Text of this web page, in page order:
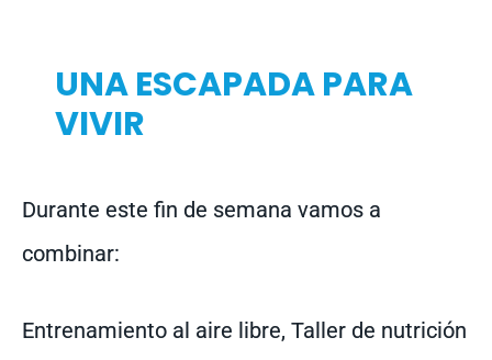
UNA ESCAPADA PARA
VIVIR
Durante este fin de semana vamos a
combinar:
Entrenamiento al aire libre, Taller de nutrición